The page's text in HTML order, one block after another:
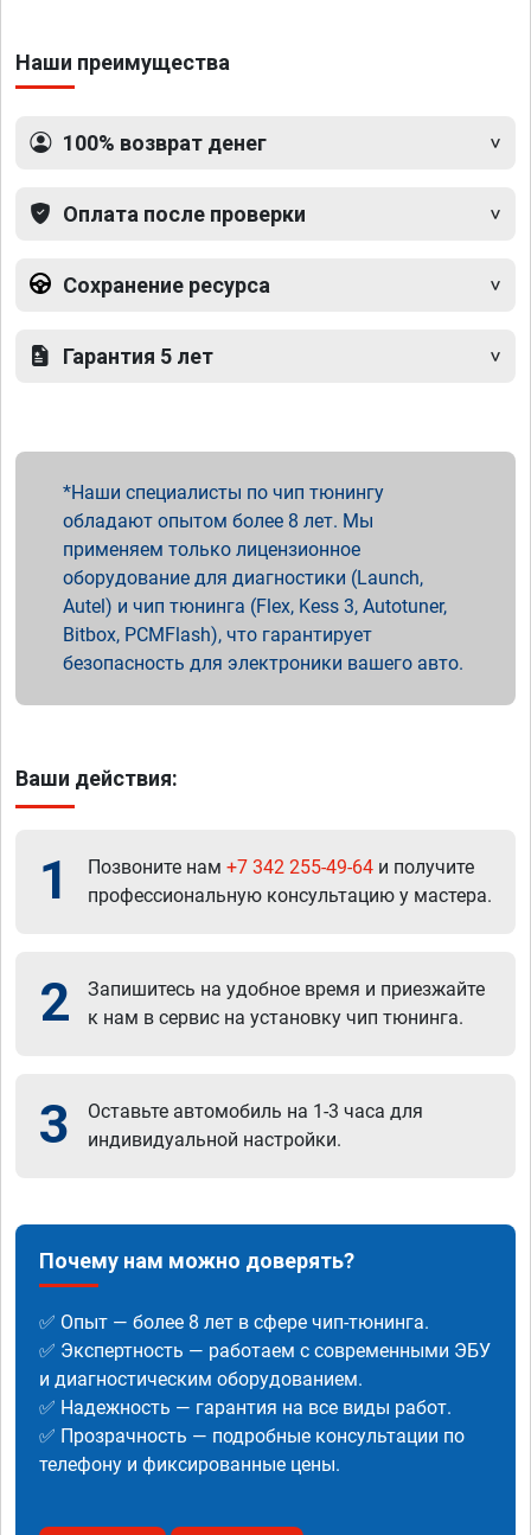
Наши преимущества
100% возврат денег
Оплата после проверки
Сохранение ресурса
Гарантия 5 лет
Наши специалисты по чип тюнингу
обладают опытом более 8 лет. Мы
применяем только лицензионное
оборудование для диагностики (Launch,
Autel) и чип тюнинга (Flex, Kess 3, Autotuner,
Bitbox, PCMFlash), что гарантирует
безопасность для электроники вашего авто.
Ваши действия:
1 Позвоните нам +7 342 255-49-64 и получите
профессиональную консультацию у мастера.
2
Запишитесь на удобное время и приезжайте
к нам в сервис на установку чип тюнинга.
3
Оставьте автомобиль на 1-3 часа для
индивидуальной настройки.
Почему нам можно доверять?
✅ Опыт — более 8 лет в сфере чип-тюнинга.
✅ Экспертность — работаем с современными ЭБУ
и диагностическим оборудованием.
✅ Надежность — гарантия на все виды работ.
✅ Прозрачность — подробные консультации по
телефону и фиксированные цены.